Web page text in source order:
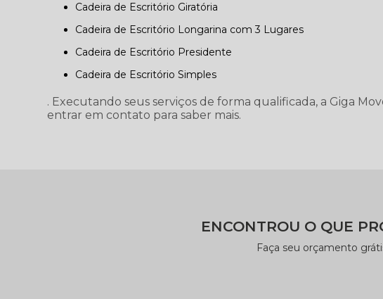
Cadeira de Escritório Giratória
Cadeira de Escritório Longarina com 3 Lugares
Cadeira de Escritório Presidente
Cadeira de Escritório Simples
. Executando seus serviços de forma qualificada, a Giga
entrar em contato para saber mais.
ENCONTROU O QUE
Faça seu orçamento